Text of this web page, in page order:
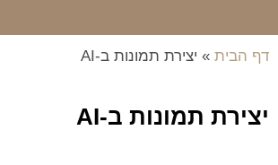
דף הבית » יצירת תמונות ב-AI
יצירת תמונות ב-AI